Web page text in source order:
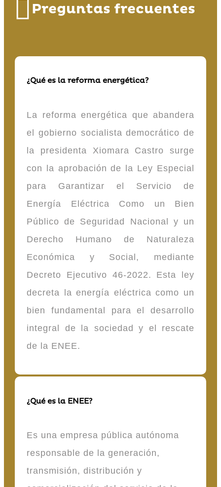
Preguntas frecuentes
¿Qué es la reforma energética?
La reforma energética que abandera
el gobierno socialista democrático de
la presidenta Xiomara Castro surge
con la aprobación de la Ley Especial
para Garantizar el Servicio de
Energía Eléctrica Como un Bien
Público de Seguridad Nacional y un
Derecho Humano de Naturaleza
Económica y Social, mediante
Decreto Ejecutivo 46-2022. Esta ley
decreta la energía eléctrica como un
bien fundamental para el desarrollo
integral de la sociedad y el rescate
de la ENEE.
¿Qué es la ENEE?
Es una empresa pública autónoma
responsable de la generación,
transmisión, distribución y